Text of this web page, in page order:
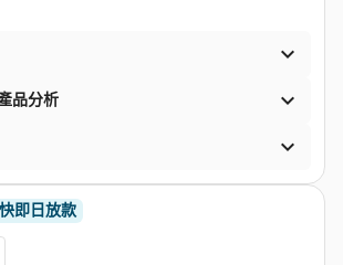

品分析 

即日放款